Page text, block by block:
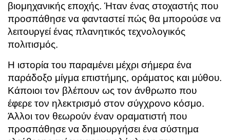
βιομηχανικής εποχής. Ήταν ένας στοχαστής που
προσπάθησε να φανταστεί πώς θα μπορούσε να
λειτουργεί ένας πλανητικός τεχνολογικός
πολιτισμός.
Η ιστορία του παραμένει μέχρι σήμερα ένα
παράδοξο μίγμα επιστήμης, οράματος και μύθου.
Κάποιοι τον βλέπουν ως τον άνθρωπο που
έφερε τον ηλεκτρισμό στον σύγχρονο κόσμο.
Άλλοι τον θεωρούν έναν οραματιστή που
προσπάθησε να δημιουργήσει ένα σύστημα